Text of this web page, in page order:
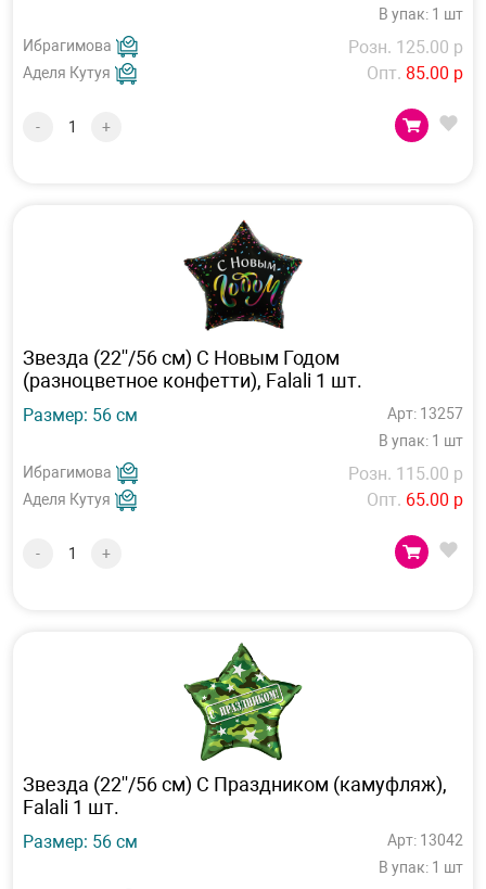
В упак: 1 шт
Ибрагимова
Аделя Кутуя
Розн. 125.00 р
Опт. 85.00 р
- +
Звезда (22''/56 см) С Новым Годом
(разноцветное конфетти), Falali 1 шт.
Размер: 56 см
Арт: 13257
В упак: 1 шт
Ибрагимова
Аделя Кутуя
Розн. 115.00 р
Опт. 65.00 р
- +
Звезда (22''/56 см) С Праздником (камуфляж),
Falali 1 шт.
Размер: 56 см
Арт: 13042
В упак: 1 шт